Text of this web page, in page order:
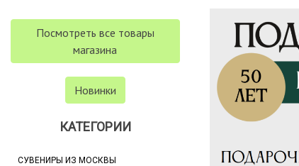
Посмотреть все товары
магазина
Новинки
КАТЕГОРИИ
СУВЕНИРЫ ИЗ МОСКВЫ